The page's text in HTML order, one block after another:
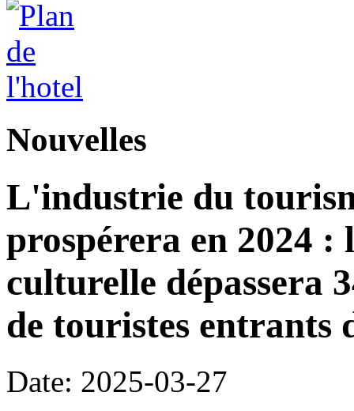
Nouvelles
L'industrie du
prospérera en 2024 :
culturelle dépassera
de touristes entrants
Date: 2025-03-27